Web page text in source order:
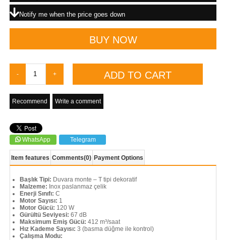
Notify me when the price goes down
Recommend Write a comment
WhatsApp Telegram
Item features Comments(0) Payment Options
Başlık Tipi: Duvara monte – T tipi dekoratif
Malzeme: Inox paslanmaz çelik
Enerji Sınıfı: C
Motor Sayısı: 1
Motor Gücü: 120 W
Gürültü Seviyesi: 67 dB
Maksimum Emiş Gücü: 412 m³/saat
Hız Kademe Sayısı: 3 (basma düğme ile kontrol)
Çalışma Modu: